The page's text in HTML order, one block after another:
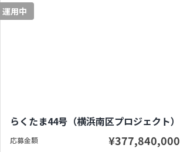
運用中
らくたま44号（横浜南区プロジェクト）
応募金額 ¥377,840,000